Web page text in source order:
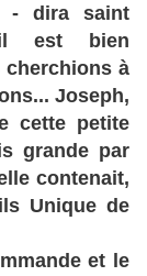
- dira saint
il est bien
cherchions à
Joseph,
cette petite
grande par
contenait,
Unique de
et le